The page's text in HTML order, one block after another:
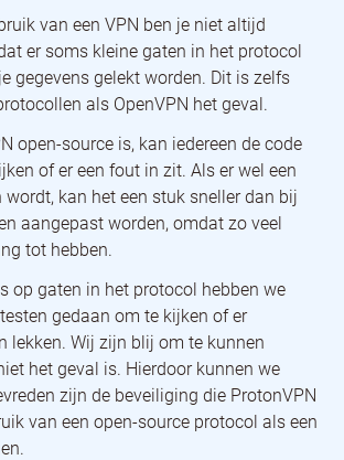
van een VPN ben je niet altijd
er soms kleine gaten in het protocol
gegevens gelekt worden. Dit is zelfs
als OpenVPN het geval.
open-source is, kan iedereen de code
of er een fout in zit. Als er wel een
kan het een stuk sneller dan bij
aangepast worden, omdat zo veel
tot hebben.
op gaten in het protocol hebben we
gedaan om te kijken of er
lekken. Wij zijn blij om te kunnen
het geval is. Hierdoor kunnen we
zijn de beveiliging die ProtonVPN
van een open-source protocol als een